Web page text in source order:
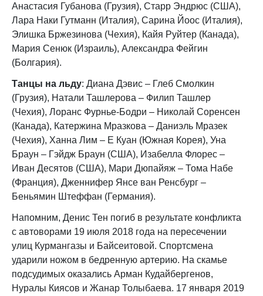
Анастасия Губанова (Грузия), Старр Эндрюс (США),
Лара Наки Гутманн (Италия), Сарина Йоос (Италия),
Элишка Бржезинова (Чехия), Кайя Руйтер (Канада),
Мария Сенюк (Израиль), Александра Фейгин
(Болгария).
Танцы на льду: Диана Дэвис – Глеб Смолкин
(Грузия), Натали Ташлерова – Филип Ташлер
(Чехия), Лоранс Фурнье-Бодри – Николай Соренсен
(Канада), Катержина Мразкова – Даниэль Мразек
(Чехия), Ханна Лим – Е Куан (Южная Корея), Уна
Браун – Гэйдж Браун (США), Изабелла Флорес –
Иван Десятов (США), Мари Дюпайяж – Тома Набе
(Франция), Дженнифер Янсе ван Ренсбург –
Беньямин Штеффан (Германия).
Напомним, Денис Тен погиб в результате конфликта
с автоворами 19 июля 2018 года на пересечении
улиц Курмангазы и Байсеитовой. Спортсмена
ударили ножом в бедренную артерию. На скамье
подсудимых оказались Арман Кудайбергенов,
Нуралы Киясов и Жанар Толыбаева. 17 января 2019